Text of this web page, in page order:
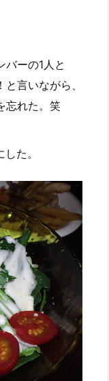
バーの1人と
言いながら、
忘れた。笑
した。